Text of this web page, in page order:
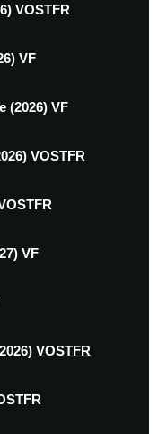
VOSTFR
VF
(2026) VF
VOSTFR
VF
VOSTFR